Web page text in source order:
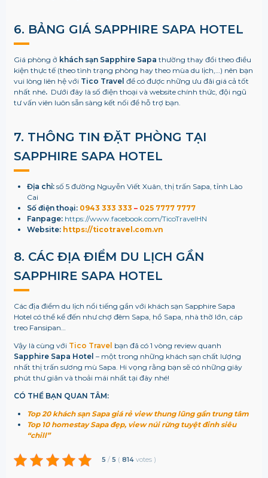
6. BẢNG GIÁ SAPPHIRE SAPA HOTEL
Giá phòng ở khách sạn Sapphire Sapa thường thay đổi theo điều
kiện thực tế (theo tình trạng phòng hay theo mùa du lịch,…) nên bạn
vui lòng liên hệ với Tico Travel để có được những ưu đãi giá cả tốt
nhất nhé. Dưới đây là số điện thoại và website chính thức, đội ngũ
tư vấn viên luôn sẵn sàng kết nối để hỗ trợ bạn.
7. THÔNG TIN ĐẶT PHÒNG TẠI
SAPPHIRE SAPA HOTEL
Địa chỉ:số 5 đường Nguyễn Viết Xuân, thị trấn Sapa, tỉnh Lào
Cai
Số điện thoại: 0943 333 333 – 025 7777 7777
Fanpage: https://www.facebook.com/TicoTravelHN
Website: https://ticotravel.com.vn
8. CÁC ĐỊA ĐIỂM DU LỊCH GẦN
SAPPHIRE SAPA HOTEL
Các địa điểm du lịch nổi tiếng gần với khách sạn Sapphire Sapa
Hotel có thể kể đến như chợ đêm Sapa, hồ Sapa, nhà thờ lớn, cáp
treo Fansipan…
Vậy là cùng với Tico Travel bạn đã có 1 vòng review quanh
Sapphire Sapa Hotel – một trong những khách sạn chất lượng
nhất thị trấn sương mù Sapa. Hi vọng rằng bạn sẽ có những giây
phút thư giãn và thoải mái nhất tại đây nhé!
CÓ THỂ BẠN QUAN TÂM:
Top 20 khách sạn Sapa giá rẻ view thung lũng gần trung tâm
Top 10 homestay Sapa đẹp, view núi rừng tuyệt đỉnh siêu
“chill”
5 / 5 ( 814 votes )